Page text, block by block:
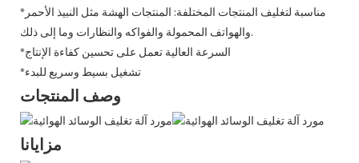
*مناسبة لتغليف المنتجات المختلفة: المنتجات الهشة مثل النبيذ الأحمر
والهواتف المحمولة والفواكه والنظارات وما إلى ذلك.
*السرعة العالية تعمل على تحسين كفاءة الإنتاج
*تشغيل بسيط وسريع للبدء
وصف المنتجات
مزايانا